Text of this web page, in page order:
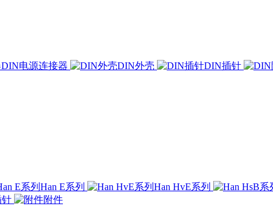
DIN电源连接器 DIN外壳 DIN插针
Han E系列 Han HvE系列
针 附件